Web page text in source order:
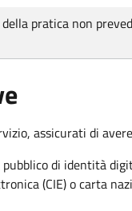
pratica non
assicurati di
pubblico di identità
(CIE) o carta